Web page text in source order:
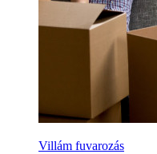
Villám fuvarozás